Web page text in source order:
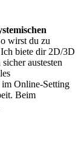
wirst du zu
biete dir 2D/3D
austesten
im Online-Setting
Beim